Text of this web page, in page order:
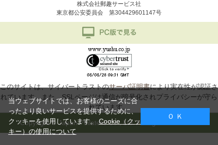
株式会社郵趣サービス社
東京都公安委員会 第304429601147号
このサイトは、サイバートラストのサーバ証明書により実在性が認証さ
れています。また、SSLページは通信が暗号化されプライバシーが守ら
れています。
Copyright © Japan Philatelic Co., Ltd. All Rights Reserved.
当ウェブサイトでは、お客様のニーズに合
ったより良いサービスを提供するために、
クッキーを使用しています。Cookie（クッ
キー）の使用について
Ｏ Ｋ